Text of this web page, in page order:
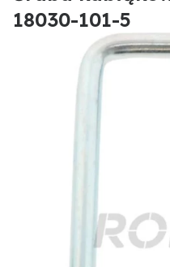
18030-101-5